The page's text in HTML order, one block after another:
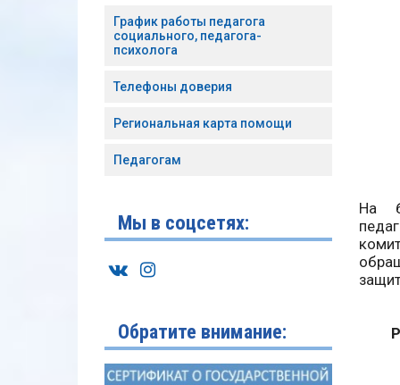
На
График работы педагога
социального, педагога-
психолога
Телефоны доверия
Региональная карта помощи
Педагогам
Мы в соцсетях:
Обратите внимание: